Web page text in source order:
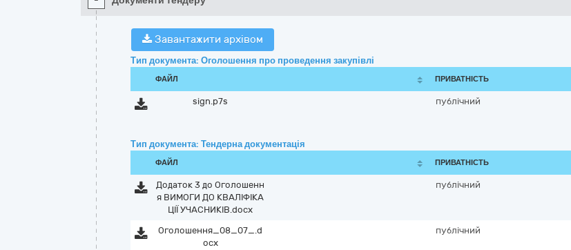
Завантажити архівом
Тип документа: Оголошення про проведення закупівлі
ФАЙЛ ПРИВАТНІСТЬ
sign.p7s публічний
Тип документа: Тендерна документація
ФАЙЛ ПРИВАТНІСТЬ
Додаток 3 до Оголошенн
я ВИМОГИ ДО КВАЛІФІКА
ЦІЇ УЧАСНИКІВ.docx
публічний
Оголошення_08_07_.d
ocx
публічний